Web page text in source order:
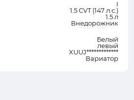
I
1.5 CVT (147 л.с.)
1.5 л
Внедорожник
Белый
левый
XUUJ*************
Вариатор